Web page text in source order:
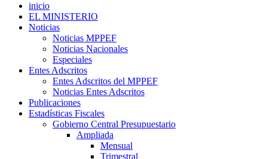
inicio
EL MINISTERIO
Noticias
Noticias MPPEF
Noticias Nacionales
Especiales
Entes Adscritos
Entes Adscritos del MPPEF
Noticias Entes Adscritos
Publicaciones
Estadísticas Fiscales
Gobierno Central Presupuestario
Ampliada
Mensual
Trimestral